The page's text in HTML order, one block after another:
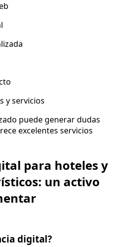
y servicios
puede generar dudas
excelentes servicios
para hoteles y
un activo
digital?